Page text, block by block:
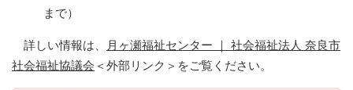
まで）
詳しい情報は、
月ヶ瀬福祉センター ｜ 社会福祉法人 奈良市
社会福祉協議会 ＜外部リンク＞ をご覧ください。